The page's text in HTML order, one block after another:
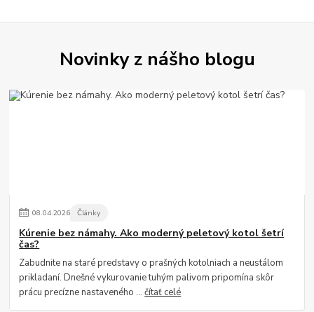
Novinky z nášho blogu
08.04.2026 Články
Kúrenie bez námahy. Ako moderný peletový kotol šetrí
čas?
Zabudnite na staré predstavy o prašných kotolniach a neustálom
prikladaní. Dnešné vykurovanie tuhým palivom pripomína skôr
prácu precízne nastaveného ...čítať celé